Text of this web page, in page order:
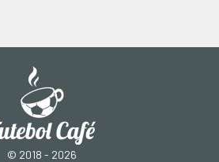
© 2018 - 2026